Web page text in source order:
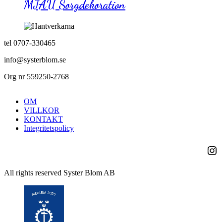
MJAU Sorgdekoration
tel 0707-330465
info@systerblom.se
Org nr 559250-2768
OM
VILLKOR
KONTAKT
Integritetspolicy
All rights reserved Syster Blom AB